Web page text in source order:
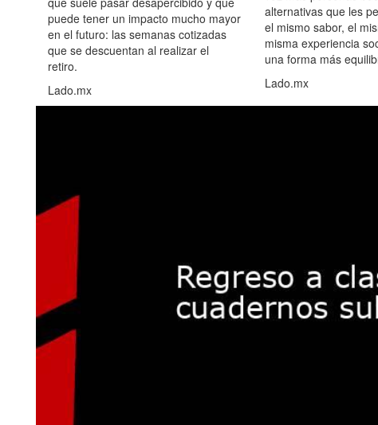
puede tener un impacto mucho mayor
en el futuro: las semanas cotizadas
que se descuentan al realizar el
retiro.
Lado.mx
alternativas que les
el mismo sabor, el
misma experiencia
una forma más
Lado.mx